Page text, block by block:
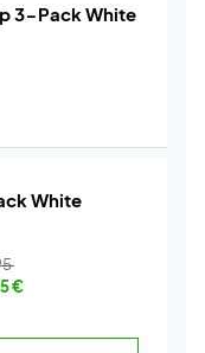
3-Pack White
White
€